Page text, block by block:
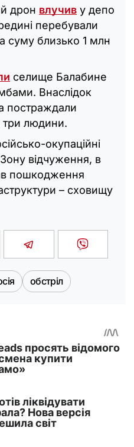
дрон влучив у депо
перебували
суму близько 1 млн
селище Балабине
Внаслідок
постраждали
три людини.
окупаційні
Зону відчуження, в
пошкодження
– сховищу
обстріл